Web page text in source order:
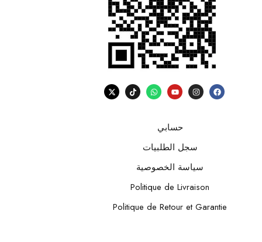
حسابي
سجل الطلبيات
سياسة الخصوصية
Politique de Livraison
Politique de Retour et Garantie